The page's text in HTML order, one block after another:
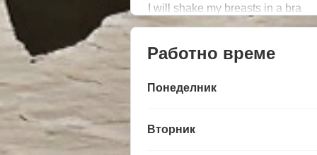
I will shake my breasts in a bra
Работно време
Понеделник
Вторник